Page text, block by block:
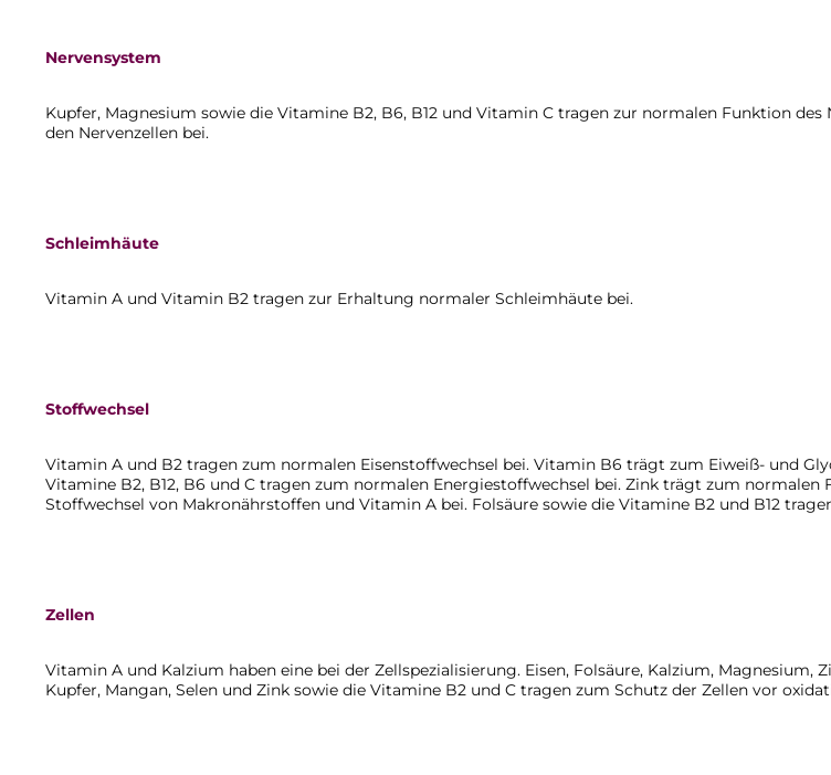
Nervensystem
Kupfer, Magnesium sowie die Vitamine B2, B6, B12 und Vitamin C tragen zur normalen Funktion
den Nervenzellen bei.
Schleimhäute
Vitamin A und Vitamin B2 tragen zur Erhaltung normaler Schleimhäute bei.
Stoffwechsel
Vitamin A und B2 tragen zum normalen Eisenstoffwechsel bei. Vitamin B6 trägt zum Eiweiß- und
Vitamine B2, B12, B6 und C tragen zum normalen Energiestoffwechsel bei. Zink trägt zum
Stoffwechsel von Makronährstoffen und Vitamin A bei. Folsäure sowie die Vitamine B2 und B12
Zellen
Vitamin A und Kalzium haben eine bei der Zellspezialisierung. Eisen, Folsäure, Kalzium,
Kupfer, Mangan, Selen und Zink sowie die Vitamine B2 und C tragen zum Schutz der Zellen vor